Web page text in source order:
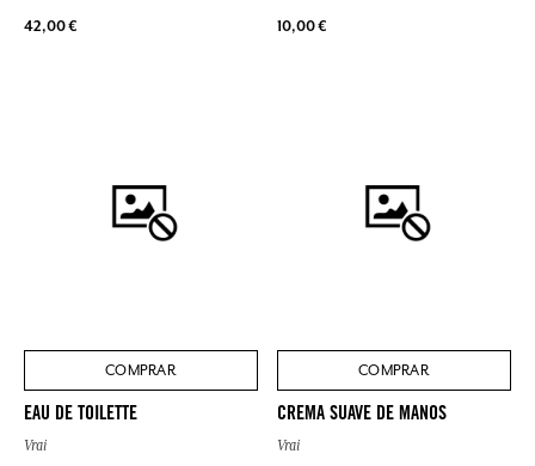
42,00 € 10,00 €
COMPRAR
EAU DE TOILETTE
Vrai
COMPRAR
CREMA SUAVE DE MANOS
Vrai